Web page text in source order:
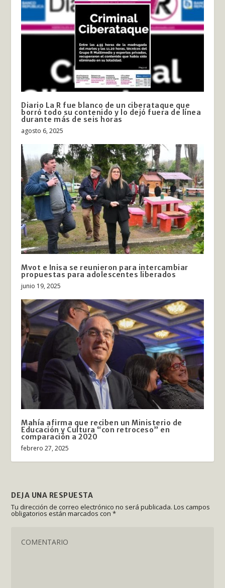
Diario La R fue blanco de un ciberataque que
borró todo su contenido y lo dejó fuera de línea
durante más de seis horas
agosto 6, 2025
Mvot e Inisa se reunieron para intercambiar
propuestas para adolescentes liberados
junio 19, 2025
Mahía afirma que reciben un Ministerio de
Educación y Cultura “con retroceso” en
comparación a 2020
febrero 27, 2025
DEJA UNA RESPUESTA
Tu dirección de correo electrónico no será publicada. Los campos
obligatorios están marcados con*